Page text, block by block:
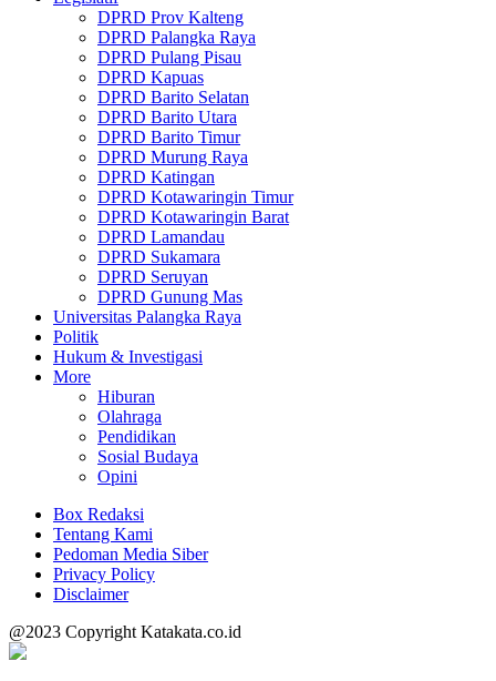
DPRD Prov Kalteng
DPRD Palangka Raya
DPRD Pulang Pisau
DPRD Kapuas
DPRD Barito Selatan
DPRD Barito Utara
DPRD Barito Timur
DPRD Murung Raya
DPRD Katingan
DPRD Kotawaringin Timur
DPRD Kotawaringin Barat
DPRD Lamandau
DPRD Sukamara
DPRD Seruyan
DPRD Gunung Mas
Universitas Palangka Raya
Politik
Hukum & Investigasi
More
Hiburan
Olahraga
Pendidikan
Sosial Budaya
Opini
Box Redaksi
Tentang Kami
Pedoman Media Siber
Privacy Policy
Disclaimer
@2023 Copyright Katakata.co.id